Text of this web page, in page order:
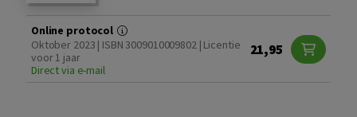
Online protocol
Oktober 2023 | ISBN 3009010009802 | Licentie
voor 1 jaar
Direct via e-mail
21,95